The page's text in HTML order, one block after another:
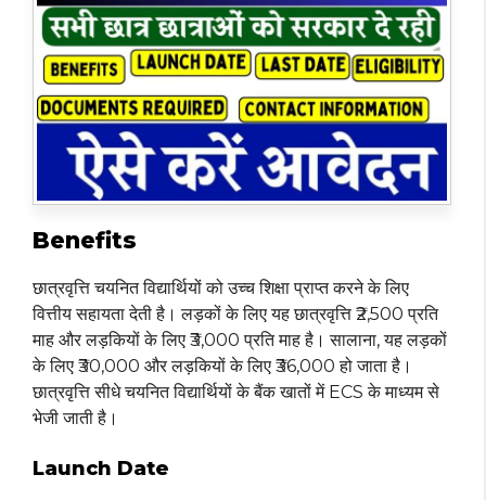
Benefits
छात्रवृत्ति चयनित विद्यार्थियों को उच्च शिक्षा प्राप्त करने के लिए
वित्तीय सहायता देती है। लड़कों के लिए यह छात्रवृत्ति ₹2,500 प्रति
माह और लड़कियों के लिए ₹3,000 प्रति माह है। सालाना, यह लड़कों
के लिए ₹30,000 और लड़कियों के लिए ₹36,000 हो जाता है।
छात्रवृत्ति सीधे चयनित विद्यार्थियों के बैंक खातों में ECS के माध्यम से
भेजी जाती है।
Launch Date